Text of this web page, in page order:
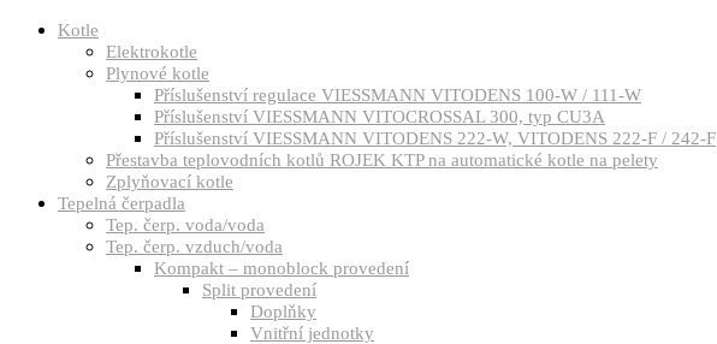
Kotle
Elektrokotle
Plynové kotle
Příslušenství regulace VIESSMANN VITODENS 100-W / 111-W
Příslušenství VIESSMANN VITOCROSSAL 300, typ CU3A
Příslušenství VIESSMANN VITODENS 222-W, VITODENS 222-F / 242-F
Přestavba teplovodních kotlů ROJEK KTP na automatické kotle na pelety
Zplyňovací kotle
Tepelná čerpadla
Tep. čerp. voda/voda
Tep. čerp. vzduch/voda
Kompakt – monoblock provedení
Split provedení
Doplňky
Vnitřní jednotky